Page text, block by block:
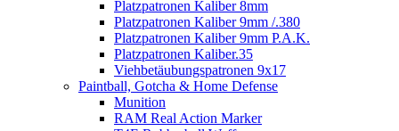
Platzpatronen Kaliber 8mm
Platzpatronen Kaliber 9mm /.380
Platzpatronen Kaliber 9mm P.A.K.
Platzpatronen Kaliber.35
Viehbetäubungspatronen 9x17
Paintball, Gotcha & Home Defense
Munition
RAM Real Action Marker